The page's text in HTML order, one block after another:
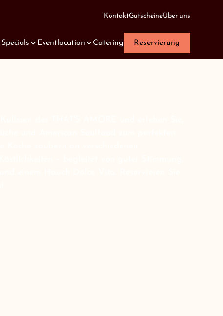
KontaktGutscheineÜber uns
Specials Eventlocation Catering Reservierung